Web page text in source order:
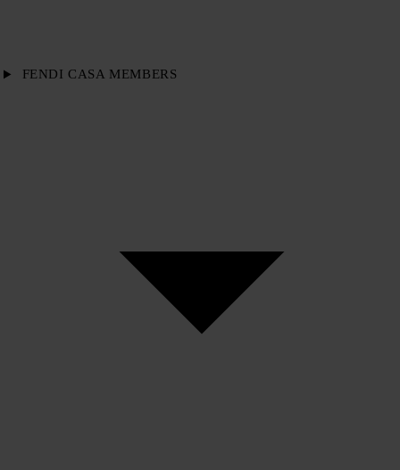
FENDI CASA MEMBERS